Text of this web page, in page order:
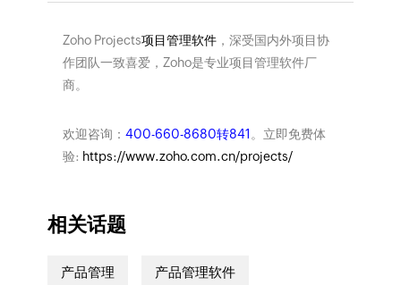
Zoho Projects项目管理软件，深受国内外项目协
作团队一致喜爱，Zoho是专业项目管理软件厂
商。
欢迎咨询： 400-660-8680转841 。立即免费体
验: https://www.zoho.com.cn/projects/
相关话题
产品管理 产品管理软件